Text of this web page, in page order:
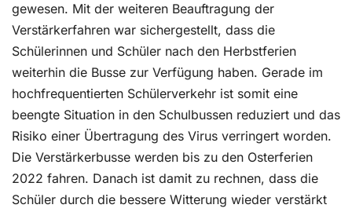
gewesen. Mit der weiteren Beauftragung der
Verstärkerfahren war sichergestellt, dass die
Schülerinnen und Schüler nach den Herbstferien
weiterhin die Busse zur Verfügung haben. Gerade im
hochfrequentierten Schülerverkehr ist somit eine
beengte Situation in den Schulbussen reduziert und das
Risiko einer Übertragung des Virus verringert worden.
Die Verstärkerbusse werden bis zu den Osterferien
2022 fahren. Danach ist damit zu rechnen, dass die
Schüler durch die bessere Witterung wieder verstärkt